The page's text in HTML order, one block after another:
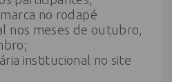
no rodapé
nos meses de outubro,
institucional no site